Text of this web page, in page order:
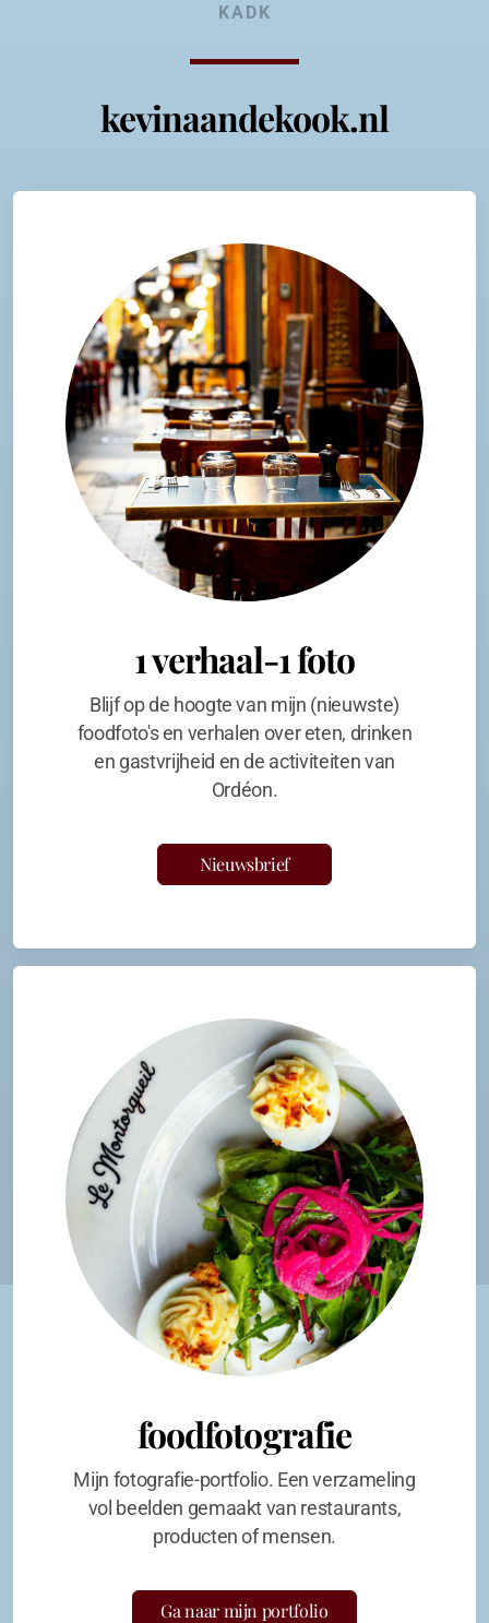
KADK
kevinaandekook.nl
1 verhaal-1 foto
Blijf op de hoogte van mijn (nieuwste)
foodfoto's en verhalen over eten, drinken
en gastvrijheid en de activiteiten van
Ordéon.
Nieuwsbrief
foodfotografie
Mijn fotografie-portfolio. Een verzameling
vol beelden gemaakt van restaurants,
producten of mensen.
Ga naar mijn portfolio